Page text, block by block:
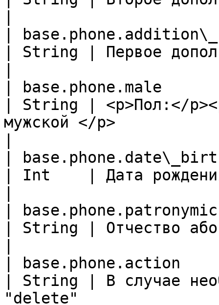
|
| String | Первое
| base.phone.male
| String | <p>Пол:</
мужской </p>
|
| Int    | Дата
| base.phone.patronymic
| String | Отчество
| base.phone.action
| String | В случае
"delete"